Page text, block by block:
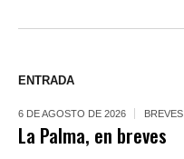
ENTRADA
6 DE AGOSTO DE 2026 BREVES
La Palma, en breves